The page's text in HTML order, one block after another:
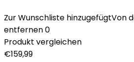
Zur Wunschliste hinzugefügtVon
entfernen0
Produkt vergleichen
€159,99